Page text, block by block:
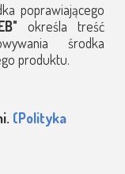
poprawiającego
określa treść
środka
produktu.
(Polityka